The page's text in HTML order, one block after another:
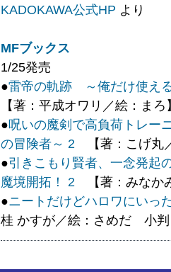
KADOKAWA公式HP より
MFブックス
1/25発売
●雷帝の軌跡 ～俺だけ使え
【著：平成オワリ／絵：まろ
●呪いの魔剣で高負荷トレ
の冒険者～ 2 【著：こげ丸
●引きこもり賢者、一念発
魔境開拓！ 2 【著：みなか
●ニートだけどハロワにいっ
桂 かすが／絵：さめだ 小